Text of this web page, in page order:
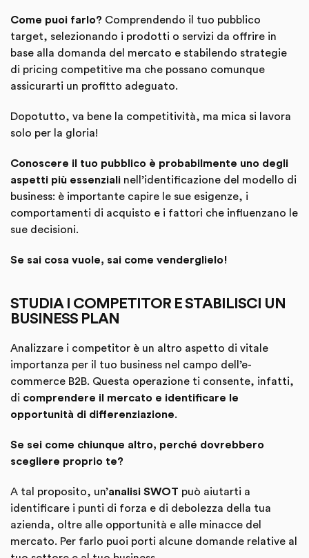
Come puoi farlo? Comprendendo il tuo pubblico
target, selezionando i prodotti o servizi da offrire in
base alla domanda del mercato e stabilendo strategie
di pricing competitive ma che possano comunque
assicurarti un profitto adeguato.
Dopotutto, va bene la competitività, ma mica si lavora
solo per la gloria!
Conoscere il tuo pubblico è probabilmente uno degli
aspetti più essenziali nell’identificazione del modello di
business: è importante capire le sue esigenze, i
comportamenti di acquisto e i fattori che influenzano le
sue decisioni.
Se sai cosa vuole, sai come venderglielo!
STUDIA I COMPETITOR E STABILISCI UN
BUSINESS PLAN
Analizzare i competitor è un altro aspetto di vitale
importanza per il tuo business nel campo dell’e-
commerce B2B. Questa operazione ti consente, infatti,
di comprendere il mercato e identificare le
opportunità di differenziazione.
Se sei come chiunque altro, perché dovrebbero
scegliere proprio te?
A tal proposito, un’analisi SWOT può aiutarti a
identificare i punti di forza e di debolezza della tua
azienda, oltre alle opportunità e alle minacce del
mercato. Per farlo puoi porti alcune domande relative al